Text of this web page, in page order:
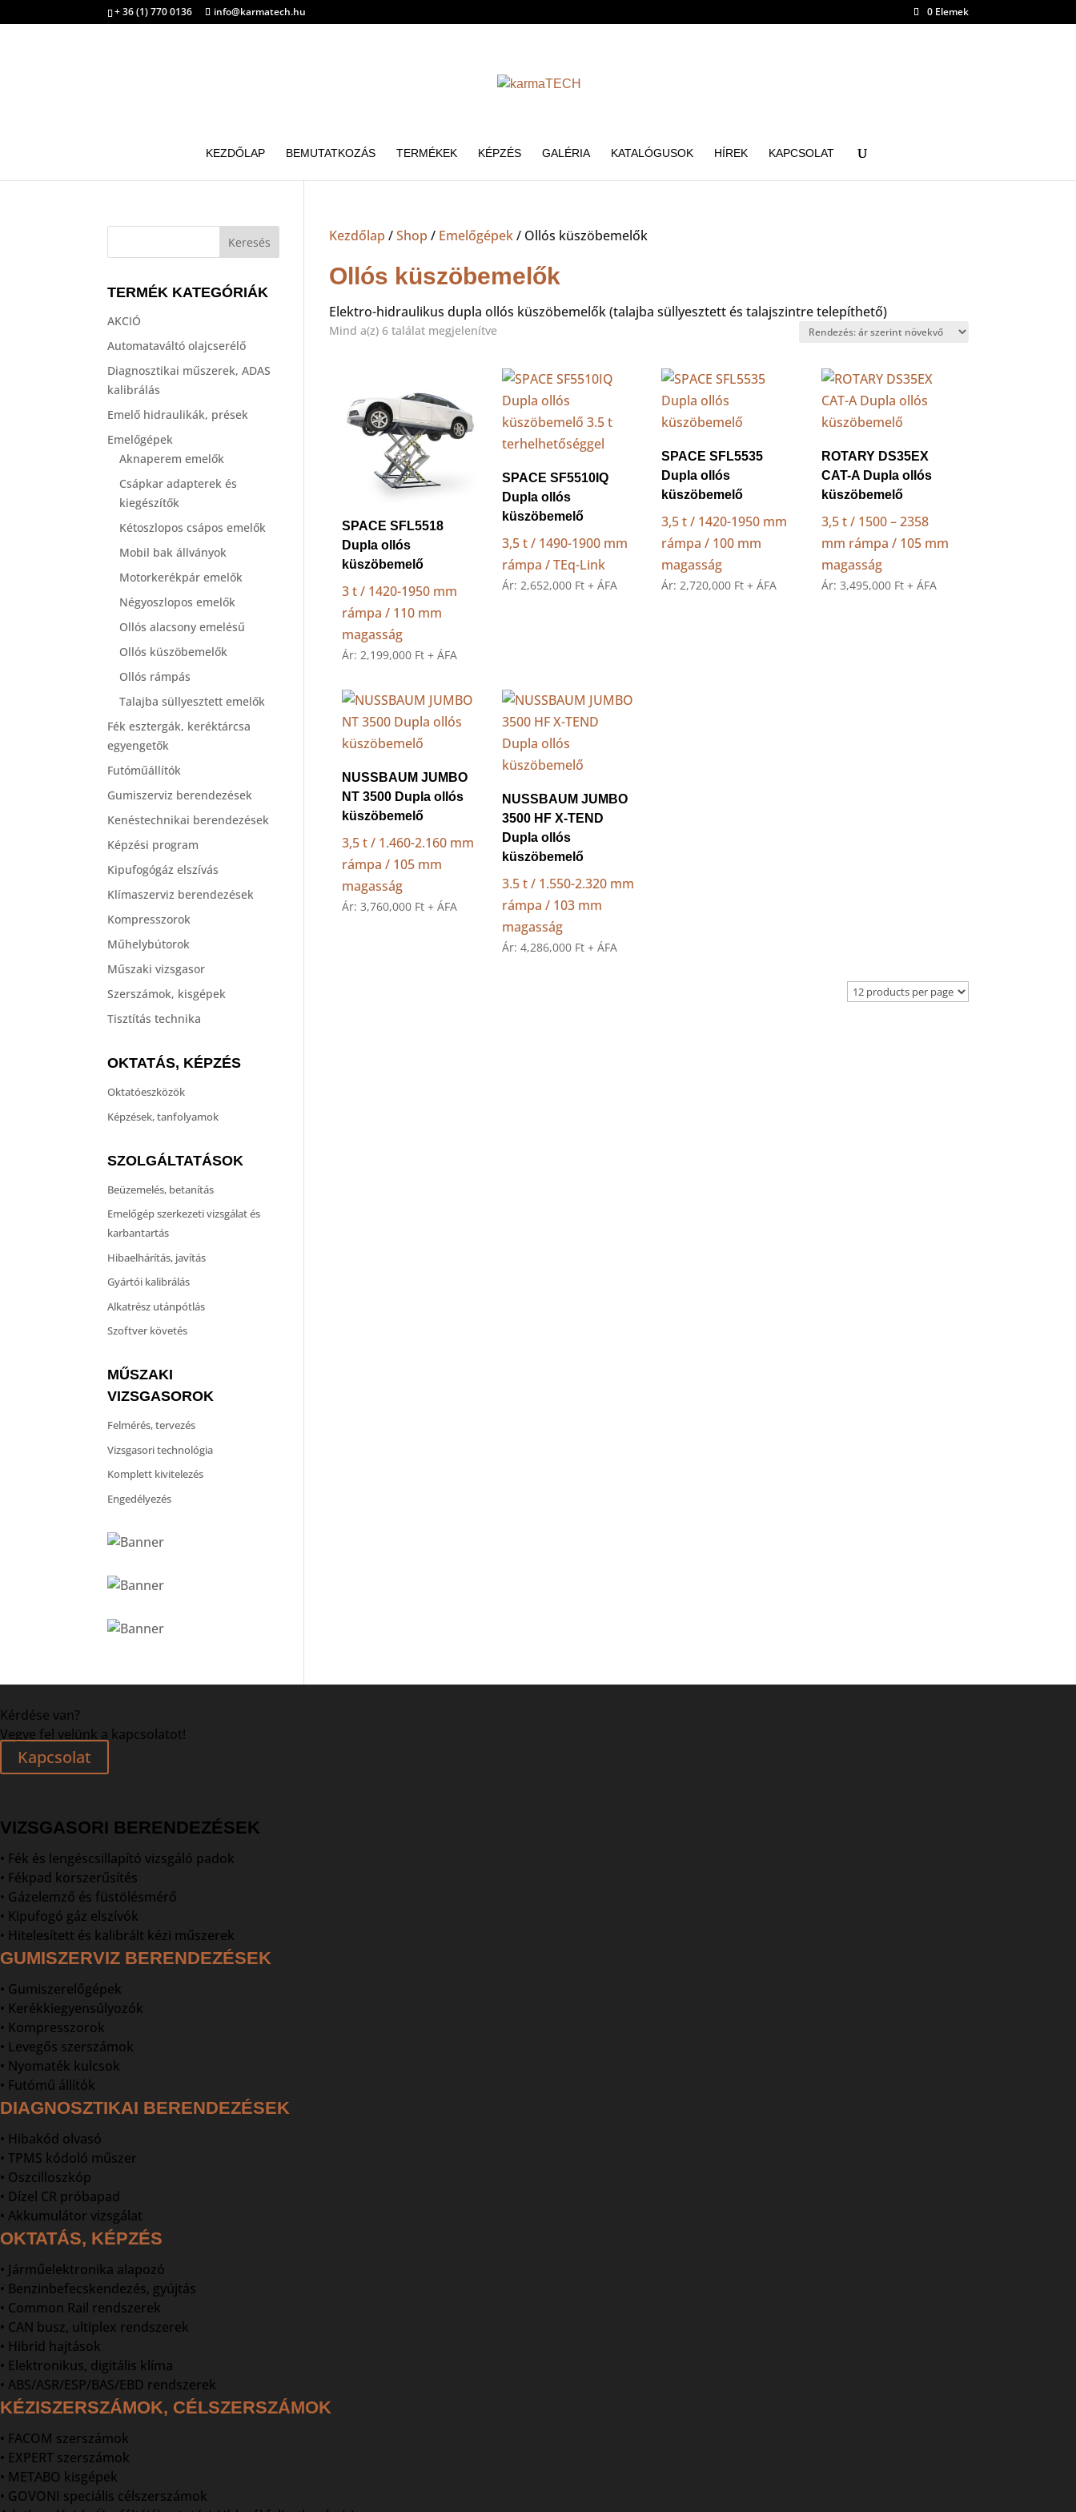
+ 36 (1) 770 0136 info@karmatech.hu 0 Elemek
KEZDŐLAP BEMUTATKOZÁS TERMÉKEK KÉPZÉS GALÉRIA KATALÓGUSOK HÍREK KAPCSOLAT
Kezdőlap /Shop / Emelőgépek/ Ollós küszöbemelők
Ollós küszöbemelők
Elektro-hidraulikus dupla ollós küszöbemelők (talajba süllyesztett és talajszintre telepíthető)
Mind a(z) 6 találat megjelenítveSorted
price:
low
to
high
SPACE SFL5518
Dupla ollós
küszöbemelő
3 t / 1420-1950 mm
rámpa / 110 mm
magasság
Ár: 2,199,000 Ft + ÁFA
SPACE SF5510IQ
Dupla ollós
küszöbemelő
3,5 t / 1490-1900 mm
rámpa / TEq-Link
Ár: 2,652,000 Ft + ÁFA
SPACE SFL5535
Dupla ollós
küszöbemelő
3,5 t / 1420-1950 mm
rámpa / 100 mm
magasság
Ár:2,720,000 Ft + ÁFA
ROTARY DS35EX
CAT-A Dupla ollós
küszöbemelő
3,5 t / 1500 – 2358
mm rámpa / 105 mm
magasság
Ár: 3,495,000 Ft + ÁFA
NUSSBAUM JUMBO
NT 3500 Dupla ollós
küszöbemelő
3,5 t / 1.460-2.160 mm
rámpa / 105 mm
magasság
Ár:3,760,000 Ft + ÁFA
NUSSBAUM JUMBO
3500 HF X-TEND
Dupla ollós
küszöbemelő
3.5 t / 1.550-2.320 mm
rámpa / 103 mm
magasság
Ár: 4,286,000 Ft + ÁFA
TERMÉK KATEGÓRIÁK
AKCIÓ
Automataváltó olajcserélő
Diagnosztikai műszerek, ADAS
kalibrálás
Emelő hidraulikák, prések
Emelőgépek
Aknaperem emelők
Csápkar adapterek és
kiegészítők
Kétoszlopos csápos emelők
Mobil bak állványok
Motorkerékpár emelők
Négyoszlopos emelők
Ollós alacsony emelésű
Ollós küszöbemelők
Ollós rámpás
Talajba süllyesztett emelők
Fék esztergák, keréktárcsa
egyengetők
Futóműállítók
Gumiszerviz berendezések
Kenéstechnikai berendezések
Képzési program
Kipufogógáz elszívás
Klímaszerviz berendezések
Kompresszorok
Műhelybútorok
Műszaki vizsgasor
Szerszámok, kisgépek
Tisztítás technika
OKTATÁS, KÉPZÉS
Oktatóeszközök
Képzések, tanfolyamok
SZOLGÁLTATÁSOK
Beüzemelés, betanítás
Emelőgép szerkezeti vizsgálat és
karbantartás
Hibaelhárítás, javítás
Gyártói kalibrálás
Alkatrész utánpótlás
Szoftver követés
MŰSZAKI
VIZSGASOROK
Felmérés, tervezés
Vizsgasori technológia
Komplett kivitelezés
Engedélyezés
Kérdése van?
Vegye fel velünk a kapcsolatot!
Kapcsolat
VIZSGASORI BERENDEZÉSEK
• Fék és lengéscsillapító vizsgáló padok
• Fékpad korszerűsítés
• Gázelemző és füstölésmérő
• Kipufogó gáz elszívók
• Hitelesített és kalibrált kézi műszerek
GUMISZERVIZ BERENDEZÉSEK
• Gumiszerelőgépek
• Kerékkiegyensúlyozók
• Kompresszorok
• Levegős szerszámok
• Nyomaték kulcsok
• Futómű állítók
DIAGNOSZTIKAI BERENDEZÉSEK
• Hibakód olvasó
• TPMS kódoló műszer
• Oszcilloszkóp
• Dízel CR próbapad
• Akkumulátor vizsgálat
OKTATÁS, KÉPZÉS
• Járműelektronika alapozó
• Benzinbefecskendezés, gyújtás
• Common Rail rendszerek
• CAN busz, ultiplex rendszerek
• Hibrid hajtások
• Elektronikus, digitális klíma
• ABS/ASR/ESP/BAS/EBD rendszerek
KÉZISZERSZÁMOK, CÉLSZERSZÁMOK
• FACOM szerszámok
• EXPERT szerszámok
• METABO kisgépek
• GOVONI speciális célszerszámok